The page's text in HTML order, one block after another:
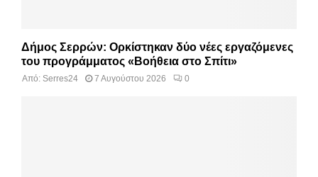
Δήμος Σερρών: Ορκίστηκαν δύο νέες εργαζόμενες
του προγράμματος «Βοήθεια στο Σπίτι»
Από: Serres24 7 Αυγούστου 2026 0